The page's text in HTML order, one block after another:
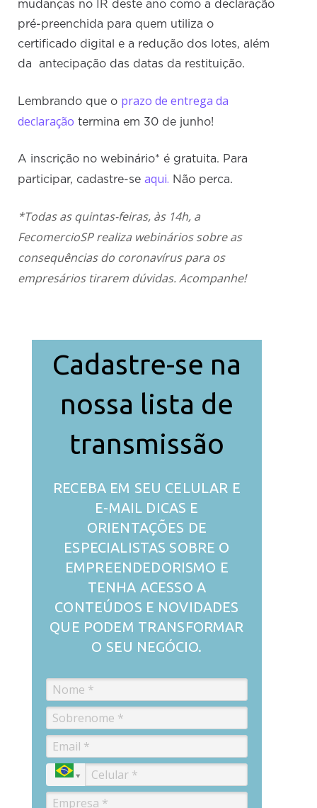
mudanças no IR deste ano como a declaração
pré-preenchida para quem utiliza o
certificado digital e a redução dos lotes, além
da antecipação das datas da restituição.
Lembrando que o prazo de entrega da
declaração termina em 30 de junho!
A inscrição no webinário* é gratuita. Para
participar, cadastre-seaqui. Não perca.
*Todas as quintas-feiras, às 14h, a
FecomercioSP realiza webinários sobre as
consequências do coronavírus para os
empresários tirarem dúvidas. Acompanhe!
Cadastre-se na
nossa lista de
transmissão
RECEBA EM SEU CELULAR E
E-MAIL DICAS E
ORIENTAÇÕES DE
ESPECIALISTAS SOBRE O
EMPREENDEDORISMO E
TENHA ACESSO A
CONTEÚDOS E NOVIDADES
QUE PODEM TRANSFORMAR
O SEU NEGÓCIO.